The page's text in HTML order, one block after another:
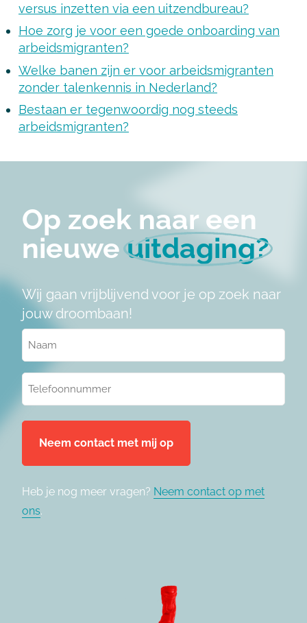
versus inzetten via een uitzendbureau?
Hoe zorg je voor een goede onboarding van
arbeidsmigranten?
Welke banen zijn er voor arbeidsmigranten
zonder talenkennis in Nederland?
Bestaan ​​er tegenwoordig nog steeds
arbeidsmigranten?
Op zoek naar een
nieuweuitdaging?
Wij gaan vrijblijvend voor je op zoek naar
jouw droombaan!
Heb je nog meer vragen? Neem contact op met
ons.